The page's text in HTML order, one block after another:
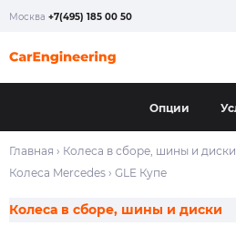
Москва +7(495) 185 00 50
Опции
Главная › Колеса в сборе, шины и диски
Колеса Mercedes › GLE Купе
Колеса в сборе, шины и диски